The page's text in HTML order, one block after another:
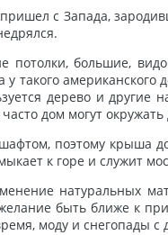
с Запада,
потолки, большие,
американского
дерево и другие
дом могут
поэтому крыша
к горе и служит
натуральных
быть ближе к
моду и снегопады с